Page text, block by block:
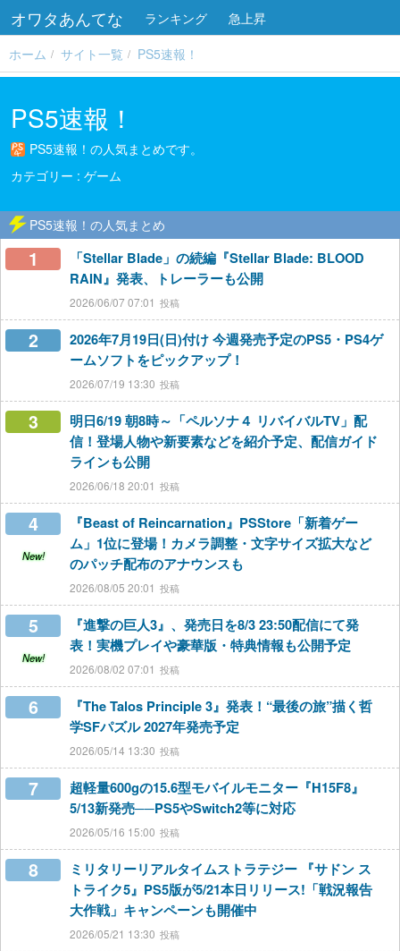
オワタあんてな ランキング
急上昇
ホーム
サイト一覧 PS5速報！
PS5速報！
PS5速報！の人気まとめです。
ゲーム
PS5速報！の人気まとめ
1
「Stellar Blade」の続編『Stellar Blade: BLOOD
RAIN』発表、トレーラーも公開
2026/06/07 07:01
2
2026年7月19日(日)付け 今週発売予定のPS5・PS4ゲ
ームソフトをピックアップ！
2026/07/19 13:30
3
明日6/19 朝8時～「ペルソナ４ リバイバルTV」配
信！登場人物や新要素などを紹介予定、配信ガイド
ラインも公開
2026/06/18 20:01
4
New!
『Beast of Reincarnation』PSStore「新着ゲー
ム」1位に登場！カメラ調整・文字サイズ拡大など
のパッチ配布のアナウンスも
2026/08/05 20:01
5
New!
『進撃の巨人3』、発売日を8/3 23:50配信にて発
表！実機プレイや豪華版・特典情報も公開予定
2026/08/02 07:01
6
『The Talos Principle 3』発表！“最後の旅”描く哲
学SFパズル 2027年発売予定
2026/05/14 13:30
7
超軽量600gの15.6型モバイルモニター『H15F8』
5/13新発売──PS5やSwitch2等に対応
2026/05/16 15:00
8
ミリタリーリアルタイムストラテジー 『サドン ス
トライク5』PS5版が5/21本日リリース!「戦況報告
大作戦」キャンペーンも開催中
2026/05/21 13:30